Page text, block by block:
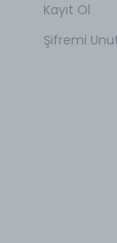
Kayıt Ol
Şifremi